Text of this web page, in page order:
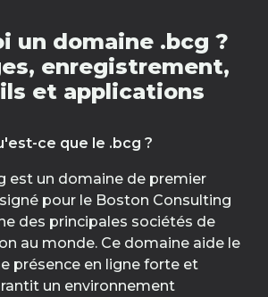
un domaine .bcg ?
enregistrement,
et applications
ce que le .bcg ?
est un domaine de premier
pour le Boston Consulting
des principales sociétés de
au monde. Ce domaine aide le
présence en ligne forte et
un environnement